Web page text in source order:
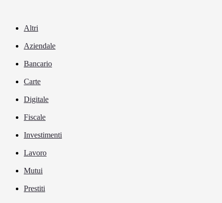
Altri
Aziendale
Bancario
Carte
Digitale
Fiscale
Investimenti
Lavoro
Mutui
Prestiti